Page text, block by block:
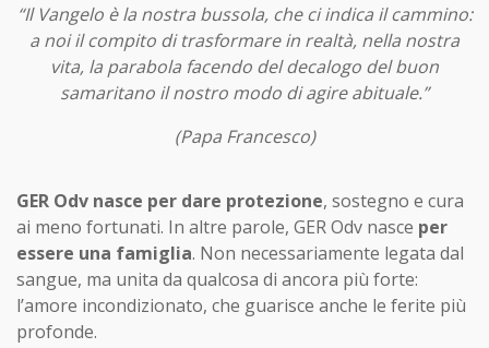
“Il Vangelo è la nostra bussola, che ci indica il cammino:
a noi il compito di trasformare in realtà, nella nostra
vita, la parabola facendo del decalogo del buon
samaritano il nostro modo di agire abituale.”
(Papa Francesco)
GER Odv nasce per dare protezione, sostegno e cura
ai meno fortunati. In altre parole, GER Odv nasce per
essere una famiglia. Non necessariamente legata dal
sangue, ma unita da qualcosa di ancora più forte:
l’amore incondizionato, che guarisce anche le ferite più
profonde.